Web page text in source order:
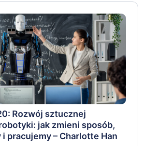
Rozwój sztucznej
jak zmieni sposób,
pracujemy – Charlotte Han